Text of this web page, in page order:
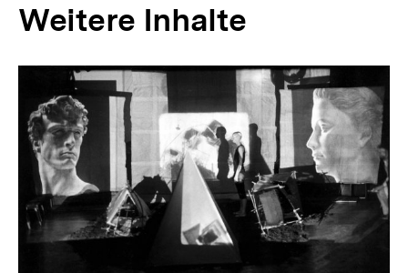
Weitere Inhalte
Inhaltskarousell
weitere
Inhalte
Inhaltskarussell
überspringen